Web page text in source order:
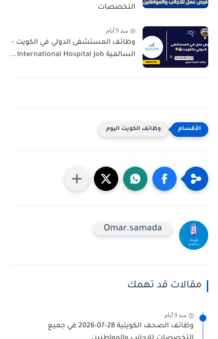
التخصصات
منذ 9 أيام
وظائف المستشفى الدولي في الكويت -
السالمية International Hospital Job...
وظائف الكويت اليوم
Omar.samada
مقالات قد تهمك
منذ 9 أيام
وظائف الصحف الكويتية 28-07-2026 في جميع